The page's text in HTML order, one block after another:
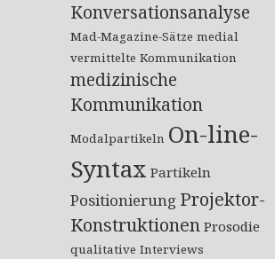
Konversationsanalyse
Mad-Magazine-Sätze medial
vermittelte Kommunikation
medizinische
Kommunikation
Modalpartikeln On-line-
Syntax Partikeln
Positionierung Projektor-
Konstruktionen Prosodie
qualitative Interviews